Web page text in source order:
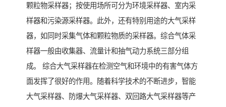
颗粒物采样器；按使用场所可分为环境采样器、室内采
样器和污染源采样器。此外，还有特别用途的大气采样
器，如同时采集气体和颗粒物质的采样器。综合气体采
样器一般由收集器、流量计和抽气动力系统三部分组
成。 综合大气采样器在检测空气和环境中的有害气体方
面发挥了很好的作用。随着科学技术的不断进步，智能
大气采样器、防爆大气采样器、双回路大气采样器等产